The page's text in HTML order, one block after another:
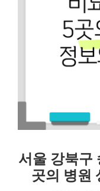
서울 강북구
곳의 병원